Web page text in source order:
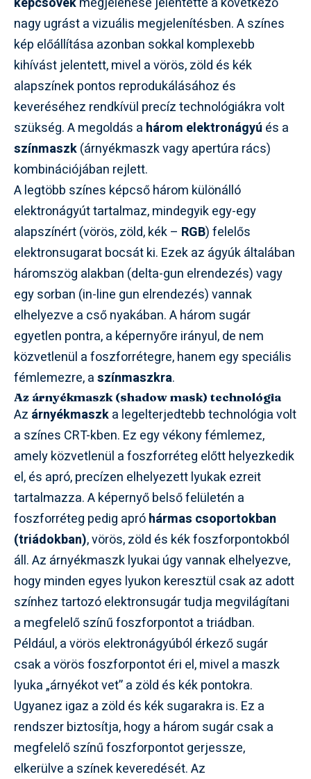
nagy ugrást a vizuális megjelenítésben. A színes
kép előállítása azonban sokkal komplexebb
kihívást jelentett, mivel a vörös, zöld és kék
alapszínek pontos reprodukálásához és
keveréséhez rendkívül precíz technológiákra volt
szükség. A megoldás a három elektronágyú és a
színmaszk(árnyékmaszk vagy apertúra rács)
kombinációjában rejlett.
A legtöbb színes képcső három különálló
elektronágyút tartalmaz, mindegyik egy-egy
alapszínért (vörös, zöld, kék – RGB) felelős
elektronsugarat bocsát ki. Ezek az ágyúk általában
háromszög alakban (delta-gun elrendezés) vagy
egy sorban (in-line gun elrendezés) vannak
elhelyezve a cső nyakában. A három sugár
egyetlen pontra, a képernyőre irányul, de nem
közvetlenül a foszforrétegre, hanem egy speciális
fémlemezre, aszínmaszkra.
Az árnyékmaszk (shadow mask) technológia
Az árnyékmaszka legelterjedtebb technológia volt
a színes CRT-kben. Ez egy vékony fémlemez,
amely közvetlenül a foszforréteg előtt helyezkedik
el, és apró, precízen elhelyezett lyukak ezreit
tartalmazza. A képernyő belső felületén a
foszforréteg pedig apróhármas csoportokban
(triádokban), vörös, zöld és kék foszforpontokból
áll. Az árnyékmaszk lyukai úgy vannak elhelyezve,
hogy minden egyes lyukon keresztül csak az adott
színhez tartozó elektronsugár tudja megvilágítani
a megfelelő színű foszforpontot a triádban.
Például, a vörös elektronágyúból érkező sugár
csak a vörös foszforpontot éri el, mivel a maszk
lyuka „árnyékot vet” a zöld és kék pontokra.
Ugyanez igaz a zöld és kék sugarakra is. Ez a
rendszer biztosítja, hogy a három sugár csak a
megfelelő színű foszforpontot gerjessze,
elkerülve a színek keveredését. Az